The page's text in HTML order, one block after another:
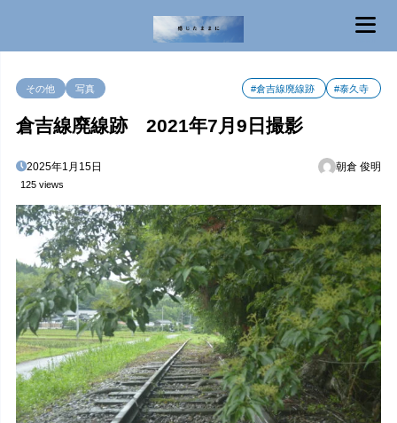
その他 写真 #倉吉線廃線跡 #泰久寺
倉吉線廃線跡 2021年7月9日撮影
2025年1月15日 朝倉 俊明
125 views